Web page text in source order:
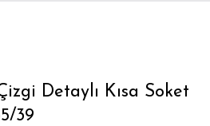
Detaylı Kısa Soket
39